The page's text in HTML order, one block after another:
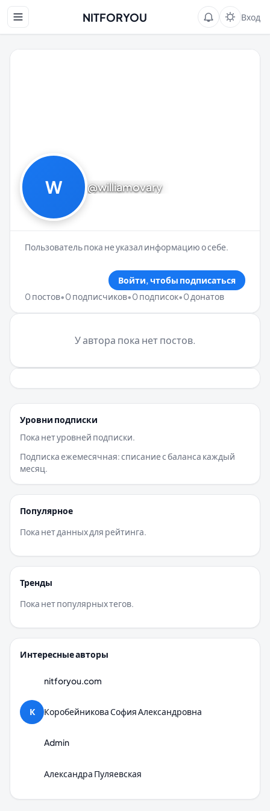
NITFORYOU Вход
W @williamovary
Пользователь пока не указал информацию о себе.
Войти, чтобы подписаться
0 постов•0 подписчиков•0 подписок•0 донатов
У автора пока нет постов.
Уровни подписки
Пока нет уровней подписки.
Подписка ежемесячная: списание с баланса каждый
месяц.
Популярное
Пока нет данных для рейтинга.
Тренды
Пока нет популярных тегов.
Интересные авторы
nitforyou.com
К Коробейникова София Александровна
Admin
Александра Пуляевская